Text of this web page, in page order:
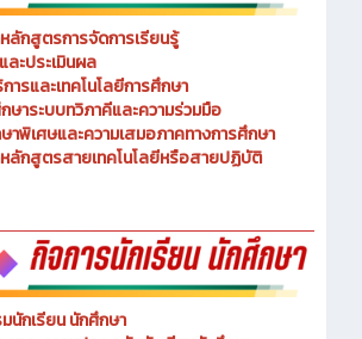
กสูตรการจัดการเรียนรู้
ะประเมินผล
ารและเทคโนโลยีการศึกษา
ษาระบบทวิภาคีและความร่วมมือ
พิเศษและความเสมอภาคทางการศึกษา
กสูตรสายเทคโนโลยีหรือสายปฏิบัติ